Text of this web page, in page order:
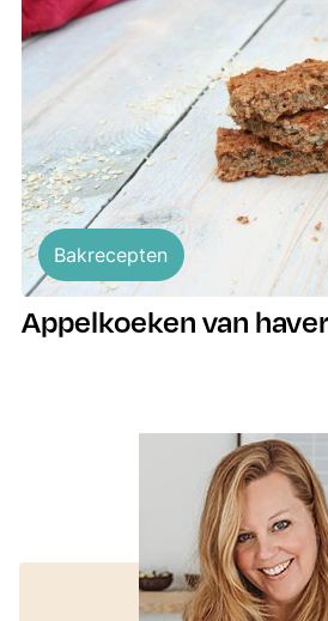
Bakrecepten
Appelkoeken van